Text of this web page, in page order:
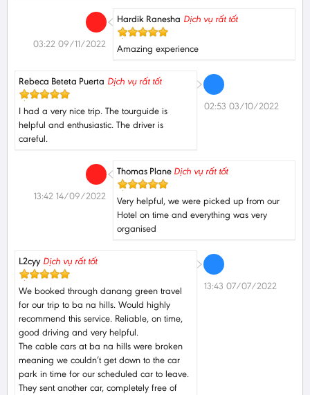
Hardik Ranesha Dịch vụ rất tốt
Amazing experience
03:22 09/11/2022
Rebeca Beteta Puerta Dịch vụ rất tốt
I had a very nice trip. The tourguide is
helpful and enthusiastic. The driver is
careful.
02:53 03/10/2022
Thomas Plane Dịch vụ rất tốt
Very helpful, we were picked up from our
Hotel on time and everything was very
organised
13:42 14/09/2022
L2cyy Dịch vụ rất tốt
We booked through danang green travel
for our trip to ba na hills. Would highly
recommend this service. Reliable, on time,
good driving and very helpful.
The cable cars at ba na hills were broken
meaning we couldn’t get down to the car
park in time for our scheduled car to leave.
They sent another car, completely free of
13:43 07/07/2022